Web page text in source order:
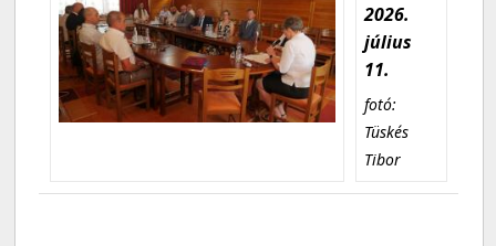
2026.
július
11.
fotó:
Tüskés
Tibor